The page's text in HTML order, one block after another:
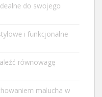
do swojego
i funkcjonalne
równowagę
malucha w